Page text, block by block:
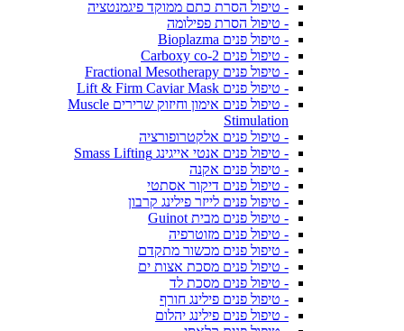
- טיפול הסרת כתם ממוקד פיגמנטציה
- טיפול הסרת פפילומה
- טיפול פנים Bioplazma
- טיפול פנים Carboxy co-2
- טיפול פנים Fractional Mesotherapy
- טיפול פנים Lift & Firm Caviar Mask
- טיפול פנים אימון וחיזוק שרירים Muscle
Stimulation
- טיפול פנים אלקטרופורציה
- טיפול פנים אנטי אייגינג Smass Lifting
- טיפול פנים אקנה
- טיפול פנים דיקור אסתטי
- טיפול פנים לייזר פילינג קרבון
- טיפול פנים מבית Guinot
- טיפול פנים מזוטרפיה
- טיפול פנים מכשור מתקדם
- טיפול פנים מסכת אצות ים
- טיפול פנים מסכת לד
- טיפול פנים פילינג חורף
- טיפול פנים פילינג יהלום